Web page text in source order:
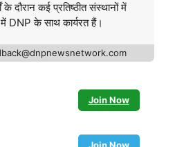
के दौरान कई प्रतिष्ठीत संस्थानों में
DNP के साथ कार्यरत हैं।
Join Now
Join Now